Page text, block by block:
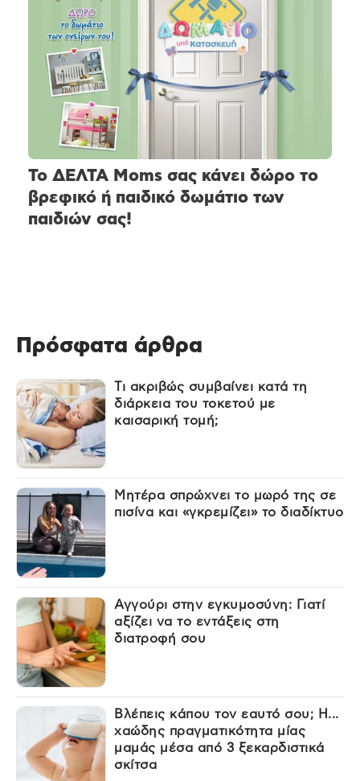
Το ΔΕΛΤΑ Moms σας κάνει δώρο το
βρεφικό ή παιδικό δωμάτιο των
παιδιών σας!
Πρόσφατα άρθρα
Τι ακριβώς συμβαίνει κατά τη
διάρκεια του τοκετού με
καισαρική τομή;
Μητέρα σπρώχνει το μωρό της σε
πισίνα και «γκρεμίζει» το διαδίκτυο
Αγγούρι στην εγκυμοσύνη: Γιατί
αξίζει να το εντάξεις στη
διατροφή σου
Βλέπεις κάπου τον εαυτό σου; Η...
χαώδης πραγματικότητα μίας
μαμάς μέσα από 3 ξεκαρδιστικά
σκίτσα